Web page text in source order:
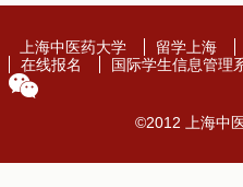
上海中医药大学 留学上海
在线报名
国际学生信息管理
©2012 上海中